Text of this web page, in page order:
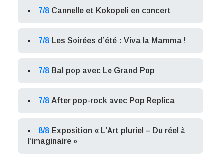
7/8 Cannelle et Kokopeli en concert
7/8 Les Soirées d’été : Viva la Mamma !
7/8 Bal pop avec Le Grand Pop
7/8 After pop-rock avec Pop Replica
8/8 Exposition « L’Art pluriel – Du réel à
l’imaginaire »